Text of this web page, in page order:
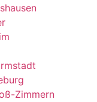
Zimmern